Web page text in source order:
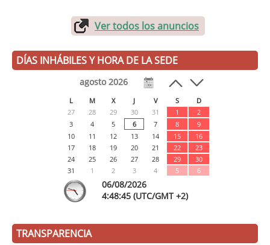
Ver todos los anuncios
DÍAS INHÁBILES Y HORA DE LA SEDE
agosto 2026
L M X J V S
D
27
28 29 30 31 1
2
3
4 5 6 7 8
9
10
11 12 13 14 15
16
17
18 19 20 21 22
23
24
25 26 27 28 29
30
31
1 2 3 4 5 6
06/08/2026
4:48:45 (UTC/GMT +2)
TRANSPARENCIA